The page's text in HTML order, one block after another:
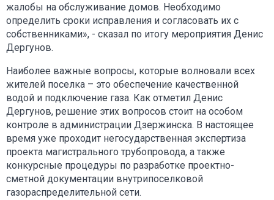
жалобы на обслуживание домов. Необходимо
определить сроки исправления и согласовать их с
собственниками», - сказал по итогу мероприятия Денис
Дергунов.
Наиболее важные вопросы, которые волновали всех
жителей поселка – это обеспечение качественной
водой и подключение газа. Как отметил Денис
Дергунов, решение этих вопросов стоит на особом
контроле в администрации Дзержинска. В настоящее
время уже проходит негосударственная экспертиза
проекта магистрального трубопровода, а также
конкурсные процедуры по разработке проектно-
сметной документации внутрипоселковой
газораспределительной сети.